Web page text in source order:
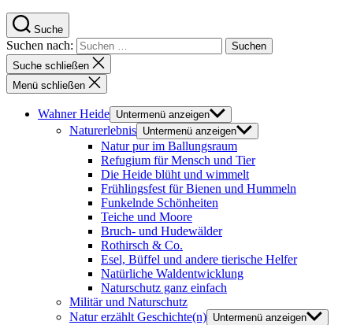
Suche
Suchen nach:
Suche schließen
Menü schließen
Wahner Heide Untermenü anzeigen
Naturerlebnis Untermenü anzeigen
Natur pur im Ballungsraum
Refugium für Mensch und Tier
Die Heide blüht und wimmelt
Frühlingsfest für Bienen und Hummeln
Funkelnde Schönheiten
Teiche und Moore
Bruch- und Hudewälder
Rothirsch & Co.
Esel, Büffel und andere tierische Helfer
Natürliche Waldentwicklung
Naturschutz ganz einfach
Militär und Naturschutz
Natur erzählt Geschichte(n) Untermenü anzeigen